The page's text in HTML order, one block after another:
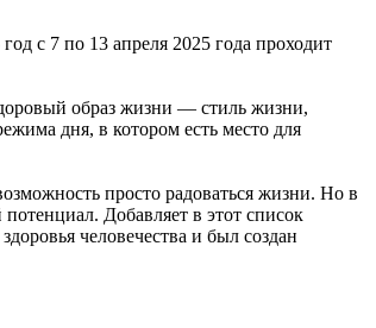
с 7 по 13 апреля 2025 года проходит
образ жизни — стиль жизни,
дня, в котором есть место для
просто радоваться жизни. Но в
Добавляет в этот список
человечества и был создан